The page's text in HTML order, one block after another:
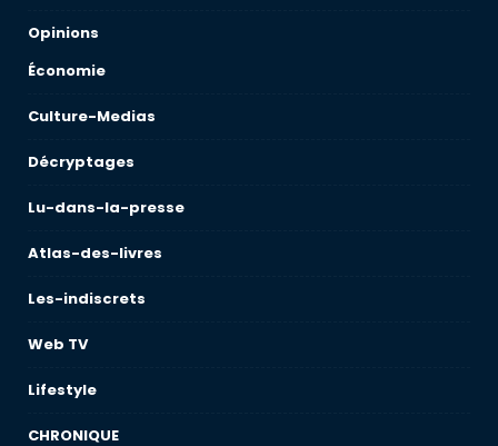
Opinions
Économie
Culture-Medias
Décryptages
Lu-dans-la-presse
Atlas-des-livres
Les-indiscrets
Web TV
Lifestyle
CHRONIQUE